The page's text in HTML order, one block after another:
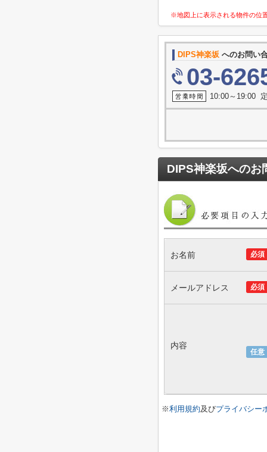
※地図上に表示される物件の位
DIPS神楽坂 へのお問い
03-
10:00～19:00
DIPS神楽坂へのお
必須
お名前
必須
メールアドレス
任意
内容
※利用規約及びプライバシー